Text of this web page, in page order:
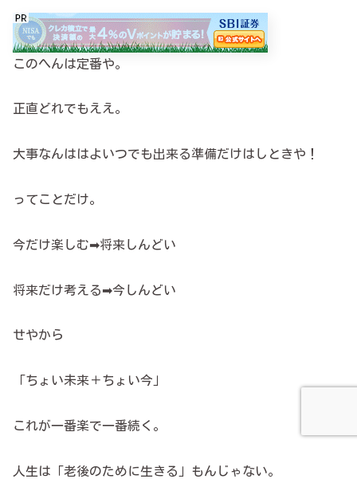
このへんは定番や。
正直どれでもええ。
大事なんははよいつでも出来る準備だけはしときや！
ってことだけ。
今だけ楽しむ➡将来しんどい
将来だけ考える➡今しんどい
せやから
「ちょい未来＋ちょい今」
これが一番楽で一番続く。
人生は「老後のために生きる」もんじゃない。